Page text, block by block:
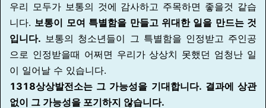
우리 모두가 보통의 것에 감사하고 주목하면 좋을것 같습
니다. 보통이 모여 특별함을 만들고 위대한 일을 만드는 것
입니다. 보통의 청소년들이 그 특별함을 인정받고 주인공
으로 인정받을때 어쩌면 우리가 상상치 못했던 엄청난 일
이 일어날 수 있습니다.
1318상상발전소는 그 가능성을 기대합니다. 결과에 상관
없이 그 가능성을 포기하지 않습니다.